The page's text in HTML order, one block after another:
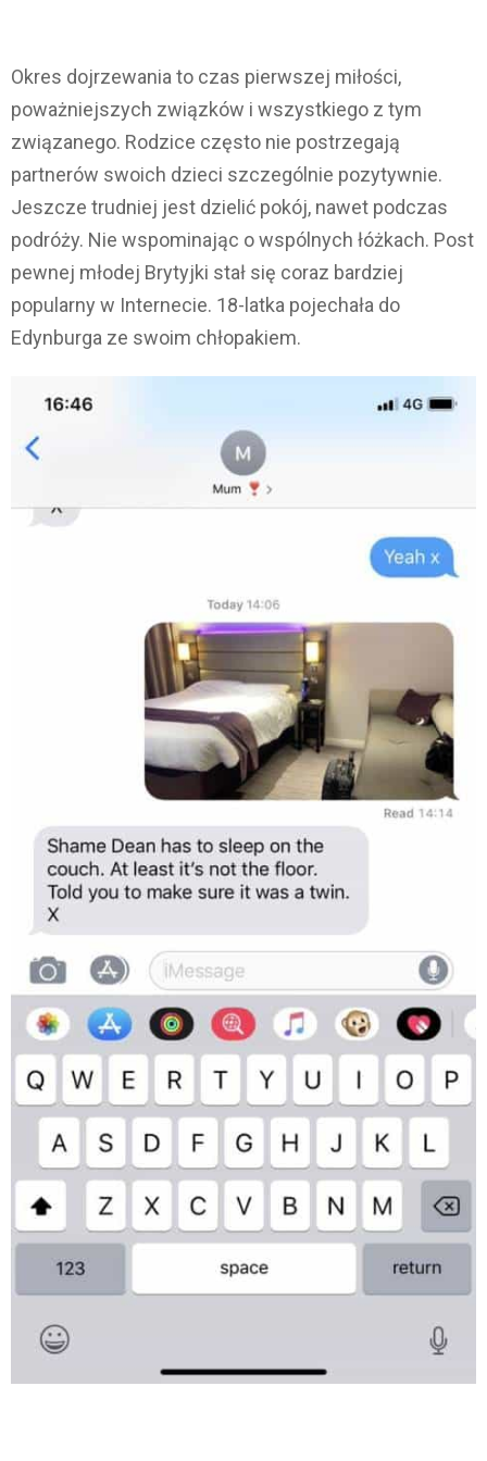
Okres dojrzewania to czas pierwszej miłości,
poważniejszych związków i wszystkiego z tym
związanego. Rodzice często nie postrzegają
partnerów swoich dzieci szczególnie pozytywnie.
Jeszcze trudniej jest dzielić pokój, nawet podczas
podróży. Nie wspominając o wspólnych łóżkach. Post
pewnej młodej Brytyjki stał się coraz bardziej
popularny w Internecie. 18-latka pojechała do
Edynburga ze swoim chłopakiem.